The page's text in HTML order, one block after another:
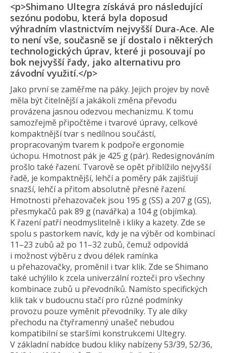
<p>Shimano Ultegra získává pro následující
sezónu podobu, která byla doposud
výhradním vlastnictvím nejvyšší Dura-Ace. Ale
to není vše, současně se jí dostalo i některých
technologických úprav, které ji posouvají po
bok nejvyšší řady, jako alternativu pro
závodní využití.</p>
Jako první se zaměřme na páky. Jejich projev by nově
měla být čitelnější a jakákoli změna převodu
provázena jasnou odezvou mechanizmu. K tomu
samozřejmě připočtěme i tvarové úpravy, celkové
kompaktnější tvar s nedílnou součástí,
propracovaným tvarem k podpoře ergonomie
úchopu. Hmotnost pák je 425 g (pár). Redesignováním
prošlo také řazení. Tvarově se opět přiblížilo nejvyšší
řadě, je kompaktnější, lehčí a poměry pák zajišťují
snazší, lehčí a přitom absolutně přesné řazení.
Hmotnosti přehazovaček jsou 195 g (SS) a 207 g (GS),
přesmykačů pak 89 g (navářka) a 104 g (objímka).
K řazení patří neodmyslitelně i kliky a kazety. Zde se
spolu s pastorkem navíc, kdy je na výběr od kombinací
11–23 zubů až po 11–32 zubů, čemuž odpovídá
i možnost výběru z dvou délek ramínka
u přehazovačky, proměnil i tvar klik. Zde se Shimano
také uchýlilo k zcela univerzální rozteči pro všechny
kombinace zubů u převodníků. Namísto specifických
klik tak v budoucnu stačí pro různé podmínky
provozu pouze vyměnit převodníky. Ty ale díky
přechodu na čtyřramenný unašeč nebudou
kompatibilní se staršími konstrukcemi Ultegry.
V základní nabídce budou kliky nabízeny 53/39, 52/36,